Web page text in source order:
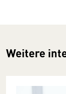
Weitere